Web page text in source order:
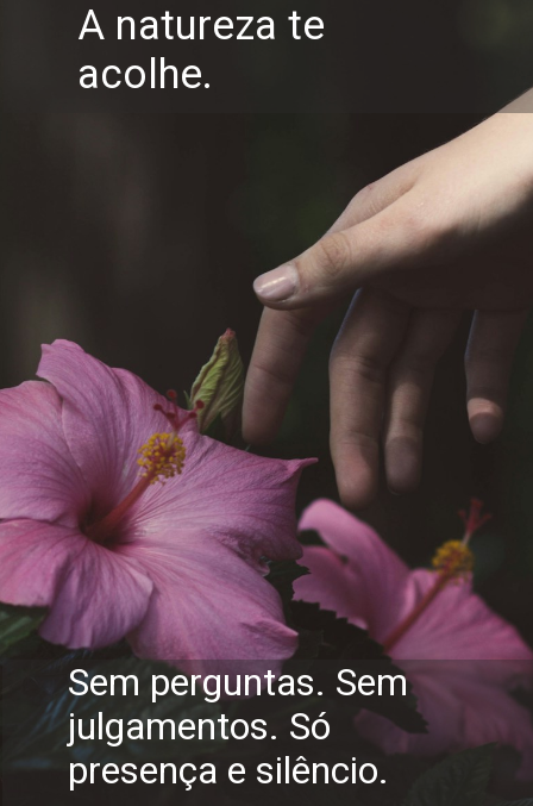
A natureza te
acolhe.
Sem perguntas. Sem
julgamentos. Só
presença e silêncio.